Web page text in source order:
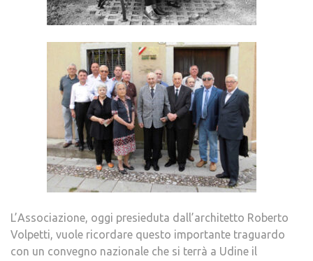
L’Associazione, oggi presieduta dall’architetto Roberto
Volpetti, vuole ricordare questo importante traguardo
con un convegno nazionale che si terrà a Udine il